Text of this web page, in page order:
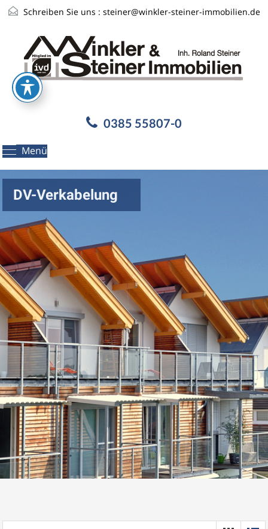
Schreiben Sie uns : steiner@winkler-steiner-immobilien.de
0385 55807-0
Menü
DV-Verkabelung